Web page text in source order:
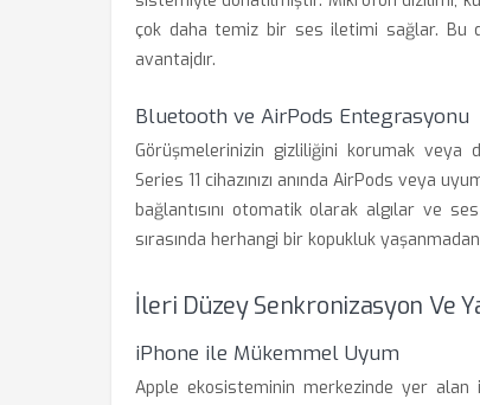
çok daha temiz bir ses iletimi sağlar. Bu
avantajdır.
Bluetooth ve AirPods Entegrasyonu
Görüşmelerinizin gizliliğini korumak
Series 11 cihazınızı anında AirPods veya
bağlantısını otomatik olarak algılar ve
sırasında herhangi bir kopukluk
İleri Düzey Senkronizasyon Ve
iPhone ile Mükemmel Uyum
Apple ekosisteminin merkezinde yer alan